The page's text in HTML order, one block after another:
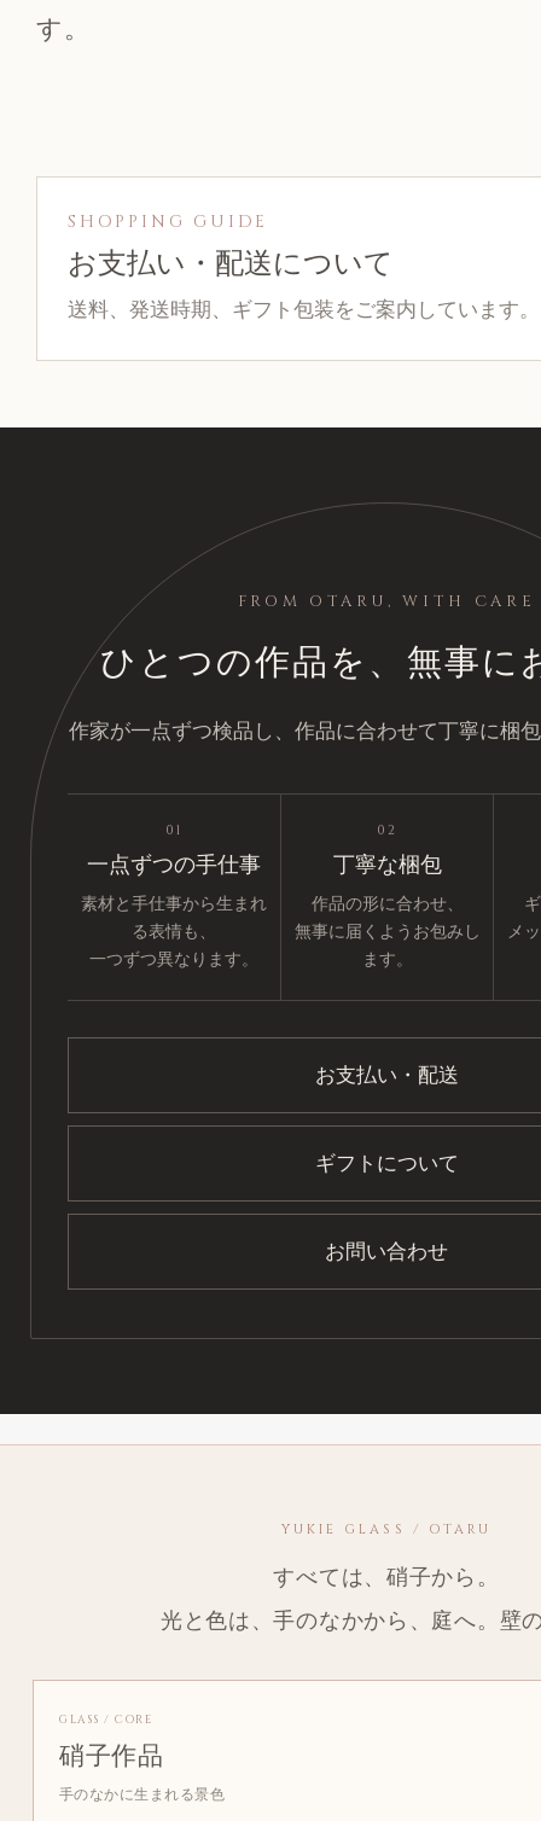
す。
SHOPPING GUIDE
お支払い・配送について
送料、発送時期、ギフト包装をご案内しています。
FROM OTARU, WITH CARE
ひとつの作品を、無事に
作家が一点ずつ検品し、作品に合わせて丁寧に梱
01
一点ずつの手仕事
素材と手仕事から生まれ
る表情も、
一つずつ異なります。
02
丁寧な梱包
作品の形に合わせ、
無事に届くようお包みし
ます。
メ
お支払い・配送
ギフトについて
お問い合わせ
YUKIE GLASS / OTARU
すべては、硝子から。
光と色は、手のなかから、庭へ。壁
GLASS / CORE
硝子作品
手のなかに生まれる景色